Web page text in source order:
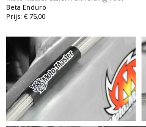
Beta Enduro
Prijs: € 75,00